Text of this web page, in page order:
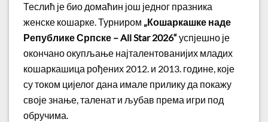
Теслић је био домаћин још једног празника
женске кошарке. Турниром „Кошаркашке наде
Републике Српске – All Star 2026“успјешно је
окончано окупљање најталентованијих младих
кошаркашица рођених 2012. и 2013. године, које
су током цијелог дана имале прилику да покажу
своје знање, таленат и љубав према игри под
обручима.